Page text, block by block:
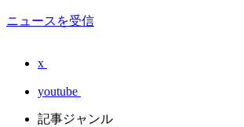
ニュースを受信
x
youtube
記事ジャンル